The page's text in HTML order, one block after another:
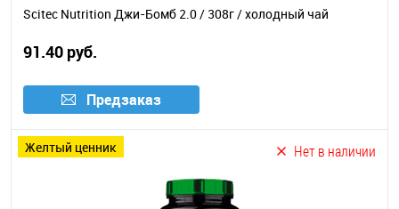
Scitec Nutrition Джи-Бомб 2.0 / 308г / холодный чай
91.40 руб.
Предзаказ
желтый ценник Нет в наличии